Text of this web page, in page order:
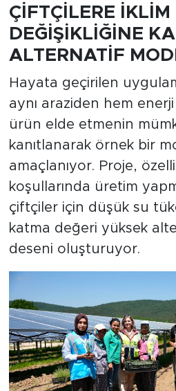
ÇİFTÇİLERE İKLİM
DEĞİŞİKLİĞİNE
ALTERNATİF
Hayata geçirilen
aynı araziden hem enerji
ürün elde etmenin
kanıtlanarak örnek bir
amaçlanıyor. Proje,
koşullarında üretim
çiftçiler için düşük su
katma değeri yüksek
deseni oluşturuyor.